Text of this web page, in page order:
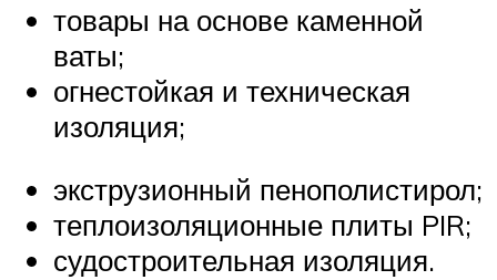
товары на основе каменной
ваты;
огнестойкая и техническая
изоляция;
экструзионный пенополистирол;
теплоизоляционные плиты PIR;
судостроительная изоляция.